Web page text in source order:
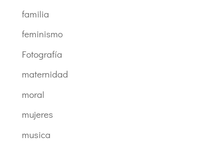
familia
feminismo
Fotografía
maternidad
moral
mujeres
musica